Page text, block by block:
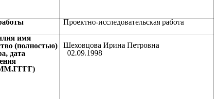
Проектно-исследовательская работа
имя
(полностью)
дата
Шеховцова Ирина Петровна
02.09.1998